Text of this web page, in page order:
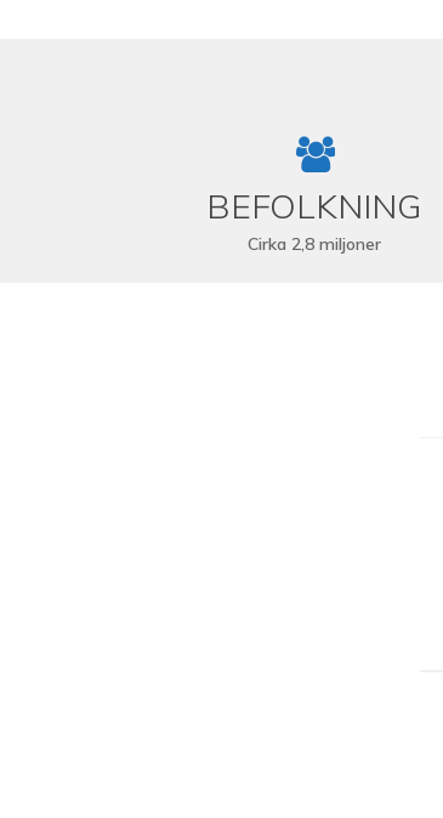
BEFOLKNING
Cirka 2,8 miljoner